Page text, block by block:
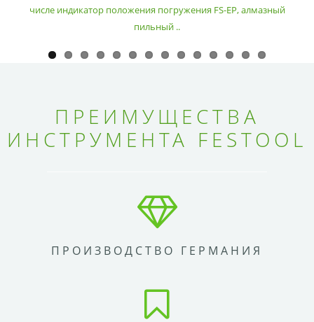
числе индикатор положения погружения FS-EP, алмазный
пильный ..
ПРЕИМУЩЕСТВА
ИНСТРУМЕНТА FESTOOL
ПРОИЗВОДСТВО ГЕРМАНИЯ